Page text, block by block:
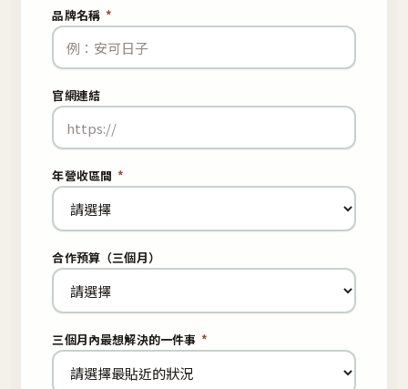
品牌名稱 *
官網連結
年營收區間 *
合作預算（三個月）
三個月內最想解決的一件事 *